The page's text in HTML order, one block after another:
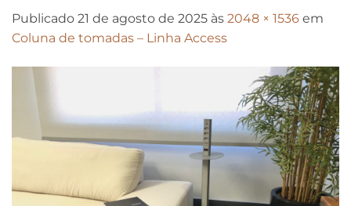
Publicado 21 de agosto de 2025 às 2048 × 1536 em
Coluna de tomadas – Linha Access